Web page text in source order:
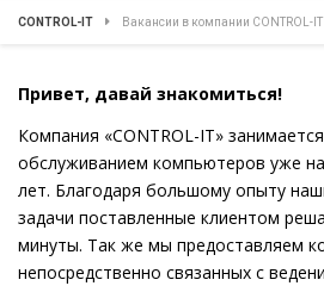
CONTROL-IT Вакансии в компании CONTROL-IT
Привет, давай знакомиться!
Компания «CONTROL-IT»
обслуживанием компьютеров уже
лет. Благодаря большому опыту
задачи поставленные клиентом
минуты. Так же мы предоставляем
непосредственно связанных с